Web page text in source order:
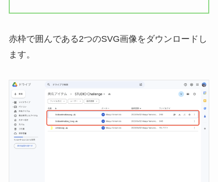
赤枠で囲んである2つのSVG画像をダウンロードし
ます。